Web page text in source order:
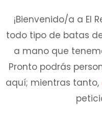
¡Bienvenido/a a El
todo tipo de batas
a mano que
Pronto podrás
aquí; mientras tanto,